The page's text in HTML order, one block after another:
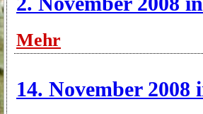
Mehr
14. November 2008